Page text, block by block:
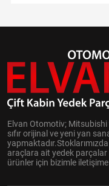
Elvan Otomotiv; Mitsubishi
sıfır orijinal ve yeni yan
araçlara ait yedek parçalar
ürünler için bizimle